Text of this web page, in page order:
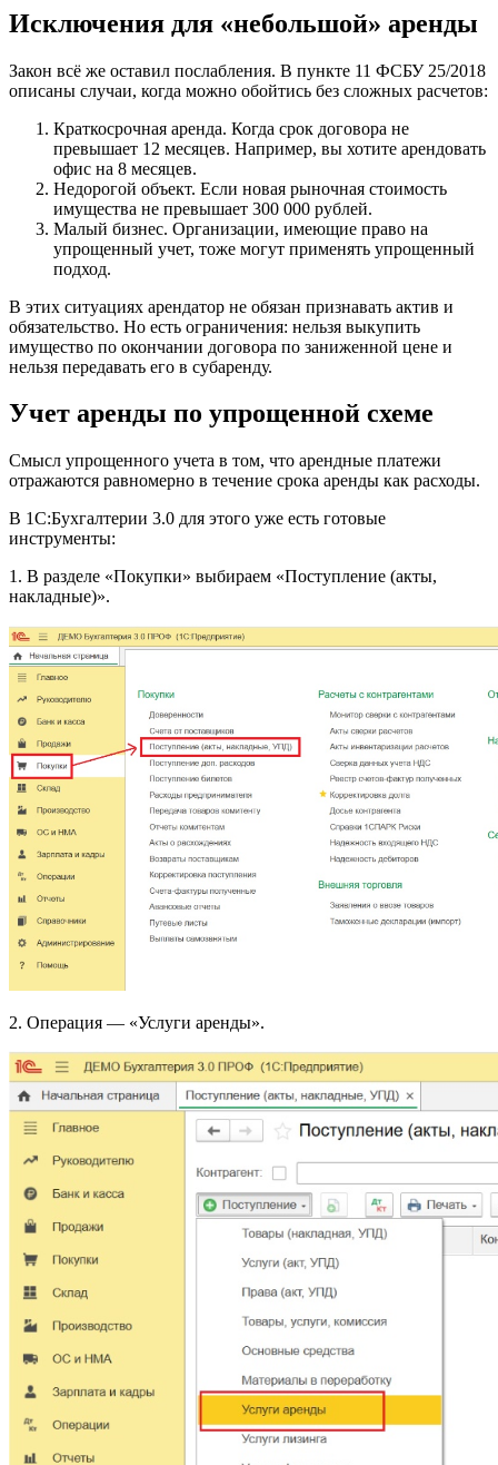
Исключения для «небольшой» аренды
Закон всё же оставил послабления. В пункте 11 ФСБУ 25/2018
описаны случаи, когда можно обойтись без сложных расчетов:
Краткосрочная аренда. Когда срок договора не
превышает 12 месяцев. Например, вы хотите арендовать
офис на 8 месяцев.
Недорогой объект. Если новая рыночная стоимость
имущества не превышает 300 000 рублей.
Малый бизнес. Организации, имеющие право на
упрощенный учет, тоже могут применять упрощенный
подход.
В этих ситуациях арендатор не обязан признавать актив и
обязательство. Но есть ограничения: нельзя выкупить
имущество по окончании договора по заниженной цене и
нельзя передавать его в субаренду.
Учет аренды по упрощенной схеме
Смысл упрощенного учета в том, что арендные платежи
отражаются равномерно в течение срока аренды как расходы.
В 1С:Бухгалтерии 3.0 для этого уже есть готовые
инструменты:
1. В разделе «Покупки» выбираем «Поступление (акты,
накладные)».
2. Операция — «Услуги аренды».